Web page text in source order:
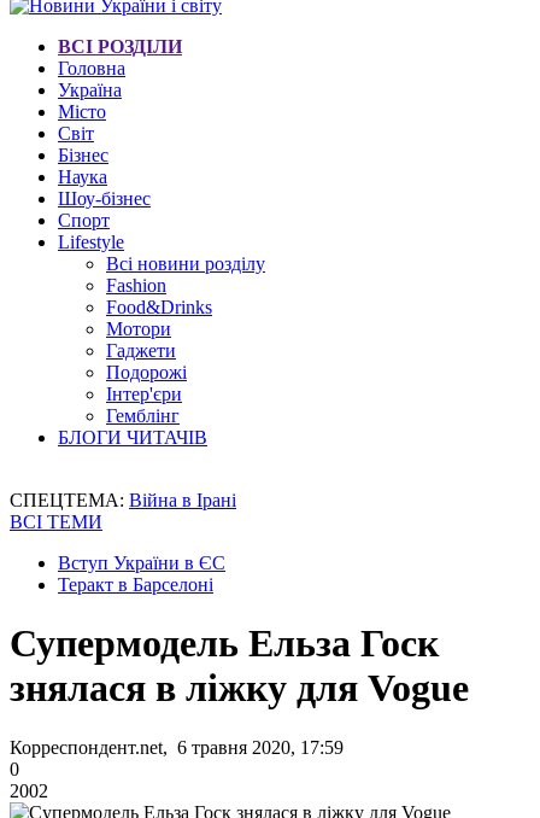
ВСІ РОЗДІЛИ
Головна
Україна
Місто
Світ
Бізнес
Наука
Шоу-бізнес
Спорт
Lifestyle
Всі новини розділу
Fashion
Food&Drinks
Мотори
Гаджети
Подорожі
Інтер'єри
Гемблінг
БЛОГИ ЧИТАЧІВ
СПЕЦТЕМА: Війна в Ірані
ВСІ ТЕМИ
Вступ України в ЄС
Теракт в Барселоні
Супермодель Ельза Госк
знялася в ліжку для Vogue
Корреспондент.net, 6 травня 2020, 17:59
0
2002